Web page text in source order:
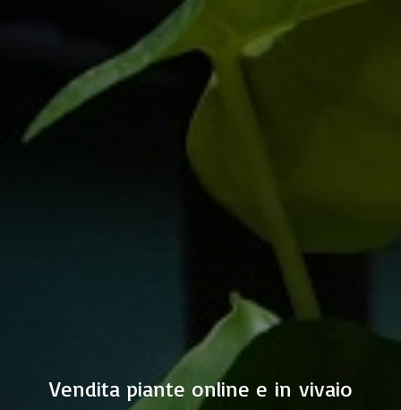
Vendita piante online e in vivaio